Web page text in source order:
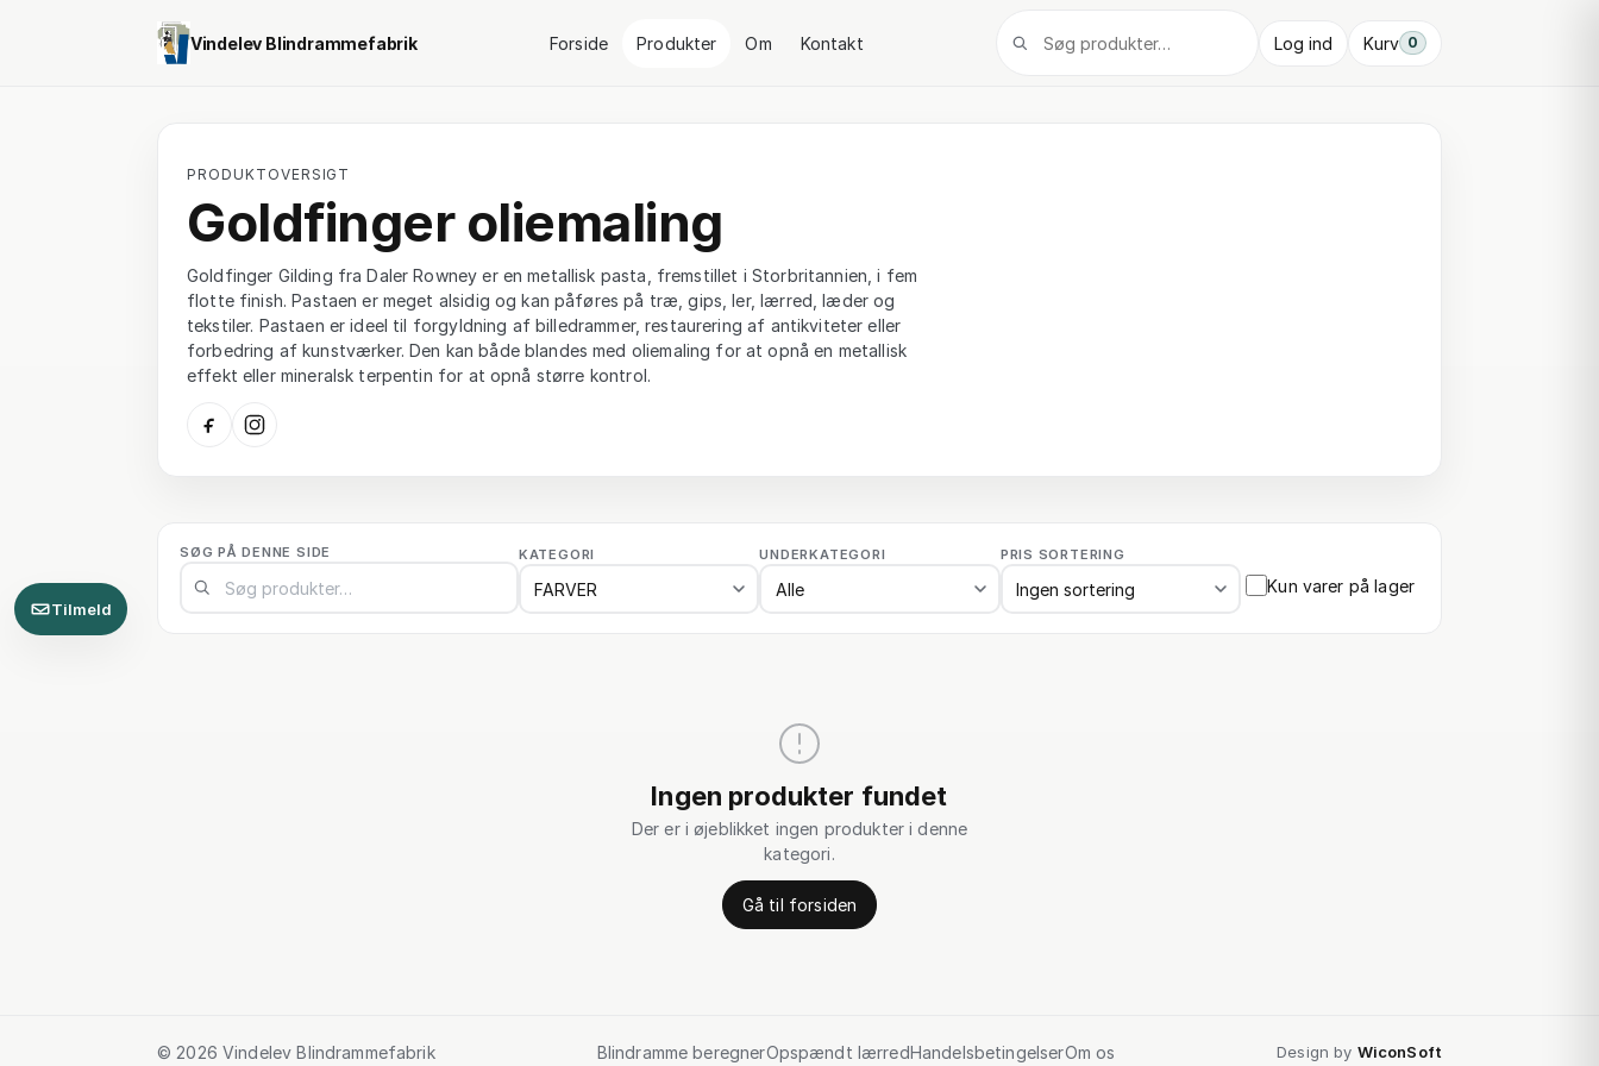
Vindelev Blindrammefabrik Forside Produkter Om Kontakt Log ind Kurv 0
PRODUKTOVERSIGT
Goldfinger oliemaling
Goldfinger Gilding fra Daler Rowney er en metallisk pasta, fremstillet i Storbritannien, i fem
flotte finish. Pastaen er meget alsidig og kan påføres på træ, gips, ler, lærred, læder og
tekstiler. Pastaen er ideel til forgyldning af billedrammer, restaurering af antikviteter eller
forbedring af kunstværker. Den kan både blandes med oliemaling for at opnå en metallisk
effekt eller mineralsk terpentin for at opnå større kontrol.
SØG PÅ DENNE SIDE KATEGORI UNDERKATEGORI PRIS SORTERING
Kun varer på lager
Ingen produkter fundet
Der er i øjeblikket ingen produkter i denne
kategori.
Gå til forsiden
Tilmeld
© 2026 Vindelev Blindrammefabrik Blindramme beregnerOpspændt lærredHandelsbetingelserOm os Design by WiconSoft